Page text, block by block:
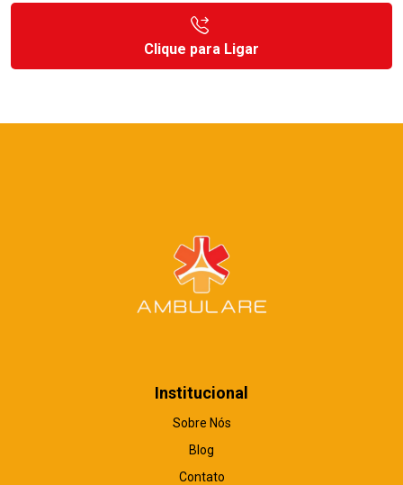
Clique para Ligar
Institucional
Sobre Nós
Blog
Contato